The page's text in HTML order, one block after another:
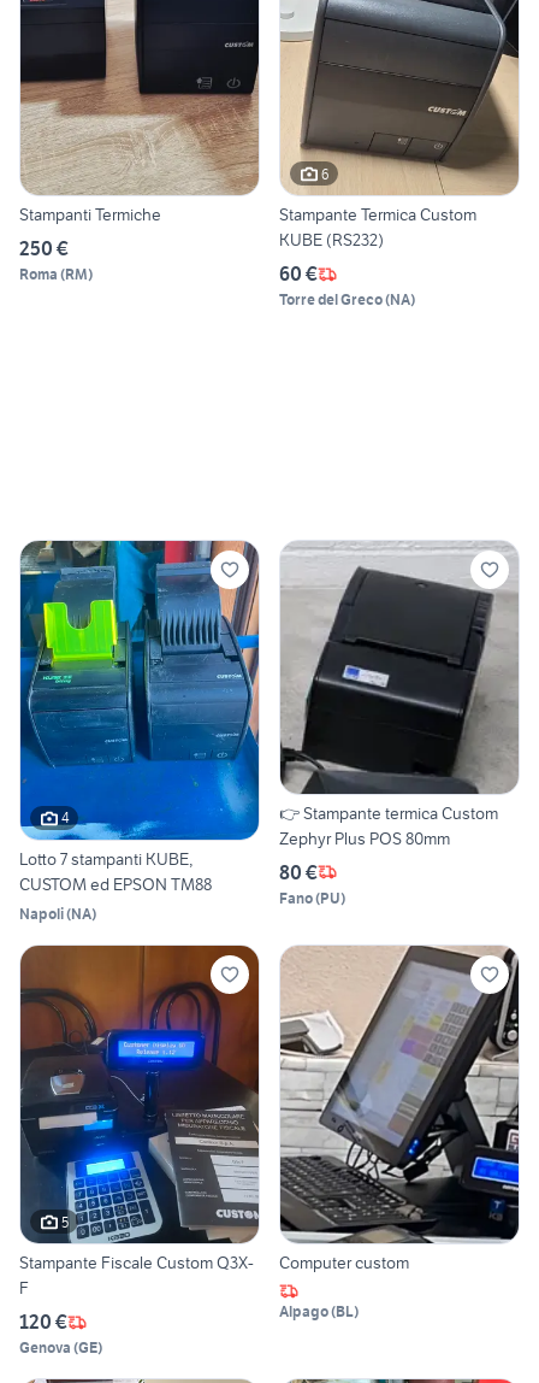
Stampanti Termiche
250 €
Roma (RM)
6
Stampante Termica Custom
KUBE (RS232)
60 €
Torre del Greco(NA)
4
Lotto 7 stampanti KUBE,
CUSTOM ed EPSON TM88
Napoli(NA)
👉 Stampante termica Custom
Zephyr Plus POS 80mm
80 €
Fano(PU)
5
Stampante Fiscale Custom Q3X-
F
120 €
Genova (GE)
Computer custom
Alpago(BL)